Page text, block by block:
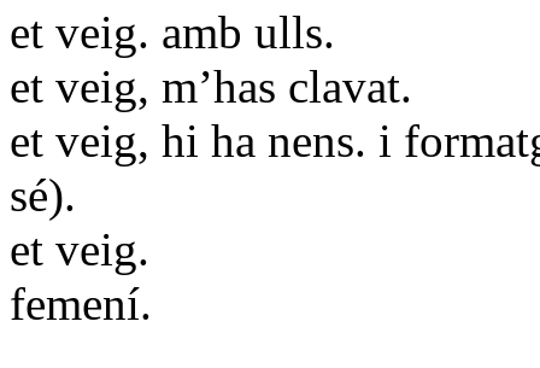
et veig. amb ulls.
et veig, m’has clavat.
et veig, hi ha nens. i
sé).
et veig.
femení.